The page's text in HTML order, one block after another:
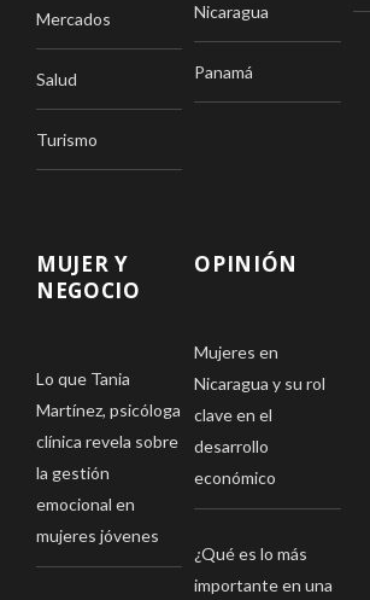
Mercados
Salud
Turismo
Nicaragua
Panamá
MUJER Y
NEGOCIO
Lo que Tania
Martínez, psicóloga
clínica revela sobre
la gestión
emocional en
mujeres jóvenes
OPINIÓN
Mujeres en
Nicaragua y su rol
clave en el
desarrollo
económico
¿Qué es lo más
importante en una